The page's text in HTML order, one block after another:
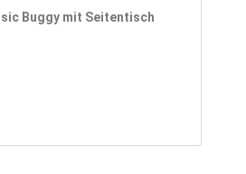
Buggy mit Seitentisch